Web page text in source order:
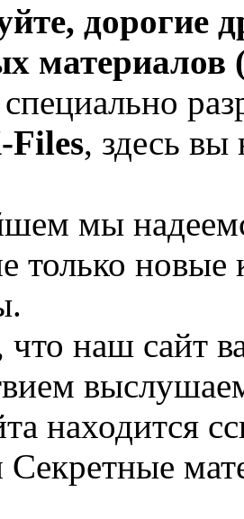
дорогие
материалов
Files, здесь вы
мы
только
что наш сайт
находится
Секретные